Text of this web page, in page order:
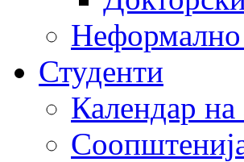
Неформално
Студенти
Календар на